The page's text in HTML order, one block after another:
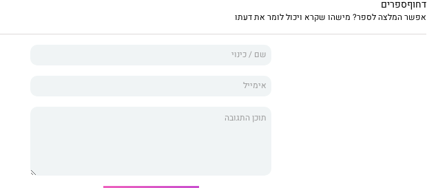
דחוףספרים
אפשר המלצה לספר? מישהו שקרא ויכול לומר את דעתו